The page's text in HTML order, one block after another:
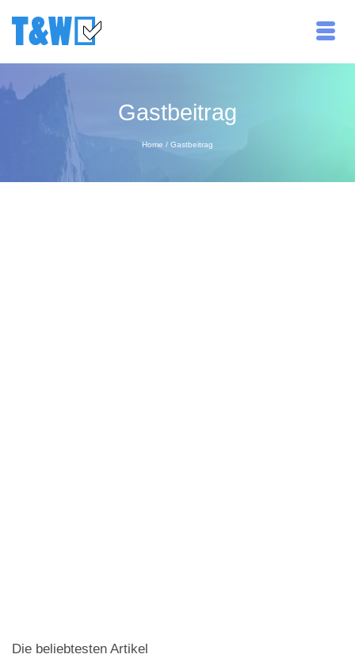
Gastbeitrag
Home / Gastbeitrag
Die beliebtesten Artikel